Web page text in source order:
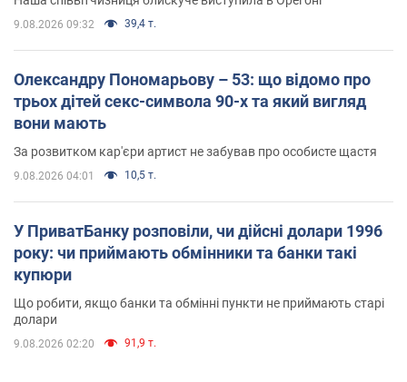
9.08.2026 09:32 39,4 т.
Олександру Пономарьову – 53: що відомо про
трьох дітей секс-символа 90-х та який вигляд
вони мають
За розвитком кар'єри артист не забував про особисте щастя
9.08.2026 04:01 10,5 т.
У ПриватБанку розповіли, чи дійсні долари 1996
року: чи приймають обмінники та банки такі
купюри
Що робити, якщо банки та обмінні пункти не приймають старі
долари
9.08.2026 02:20 91,9 т.